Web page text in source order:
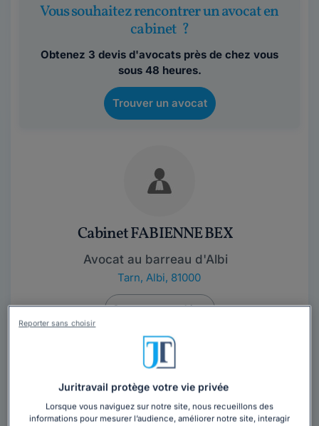
Vous souhaitez rencontrer un avocat en
cabinet ?
Obtenez 3 devis d'avocats près de chez vous
sous 48 heures.
Trouver un avocat
Cabinet FABIENNE BEX
Avocat au barreau d'Albi
Tarn, Albi, 81000
Contacter ce cabinet
Juritravail protège votre vie privée
Lorsque vous naviguez sur notre site, nous recueillons des
informations pour mesurer l’audience, améliorer notre site, interagir
Reporter sans choisir